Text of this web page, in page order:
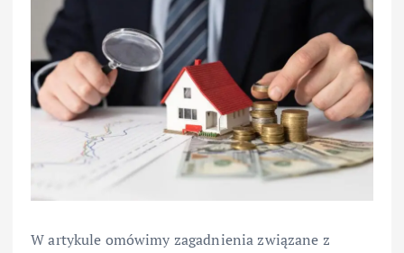
W artykule omówimy zagadnienia związane z